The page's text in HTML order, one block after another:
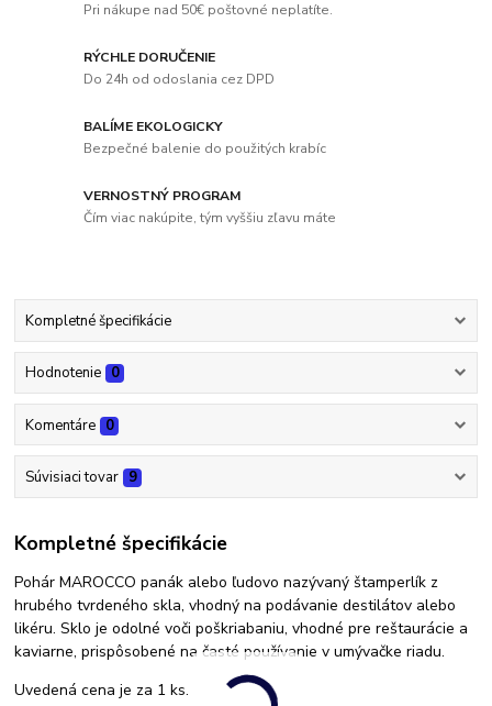
Pri nákupe nad 50€ poštovné neplatíte.
RÝCHLE DORUČENIE
Do 24h od odoslania cez DPD
BALÍME EKOLOGICKY
Bezpečné balenie do použitých krabíc
VERNOSTNÝ PROGRAM
Čím viac nakúpite, tým vyššiu zľavu máte
Kompletné špecifikácie
Hodnotenie 0
Komentáre 0
Súvisiaci tovar 9
Kompletné špecifikácie
Pohár MAROCCO panák alebo ľudovo nazývaný štamperlík z
hrubého tvrdeného skla, vhodný na podávanie destilátov alebo
likéru. Sklo je odolné voči poškriabaniu, vhodné pre reštaurácie a
kaviarne, prispôsobené na časté používanie v umývačke riadu.
Uvedená cena je za 1 ks.